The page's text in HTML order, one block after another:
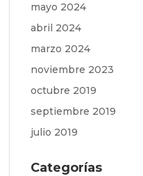
mayo 2024
abril 2024
marzo 2024
noviembre 2023
octubre 2019
septiembre 2019
julio 2019
Categorías